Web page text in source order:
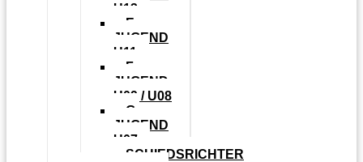
U13
E-
JUGEND
U11
F-
JUGEND
U09 / U08
G-
JUGEND
U07
SCHIEDSRICHTER